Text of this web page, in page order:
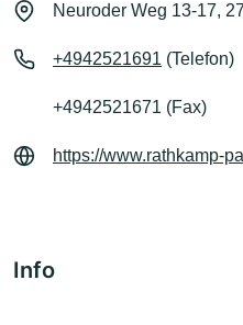
Neuroder Weg 13-17,
+4942521691 (Telefon)
+4942521671 (Fax)
https://www.rathkamp-
Info